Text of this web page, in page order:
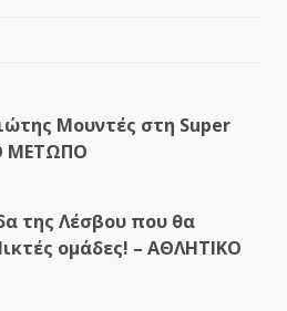
Μουντές στη Super
ΜΕΤΩΠΟ
της Λέσβου που θα
ομάδες! – ΑΘΛΗΤΙΚΟ